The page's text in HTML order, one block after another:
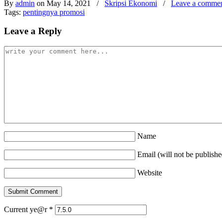
By admin on May 14, 2021 / Skripsi Ekonomi / Leave a
Tags: pentingnya promosi
Leave a Reply
Name
Email (will not be
Website
Current ye@r *